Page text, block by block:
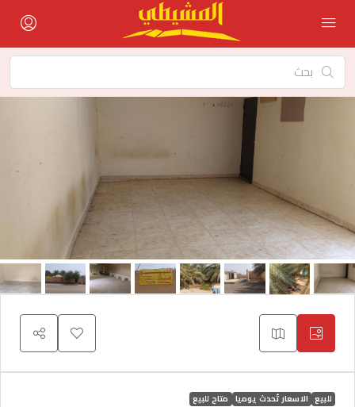
للبيع الاسعار تُحدث يوميا متاح للبيع